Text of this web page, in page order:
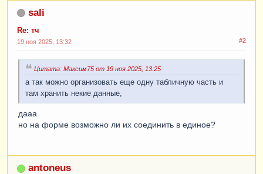
sali
Re: тч
#2
19 ноя 2025, 13:32
Цитата: Максим75 от 19 ноя 2025, 13:25
а так можно организовать еще одну табличную часть и
там хранить некие данные,
дааа
но на форме возможно ли их соединить в единое?
antoneus